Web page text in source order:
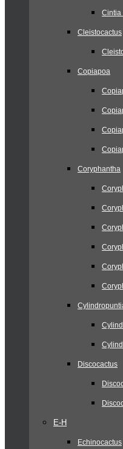
Cintia
Cleistocactus
Copiapoa
Coryphantha
Discocactus
E-H
Echinocactus